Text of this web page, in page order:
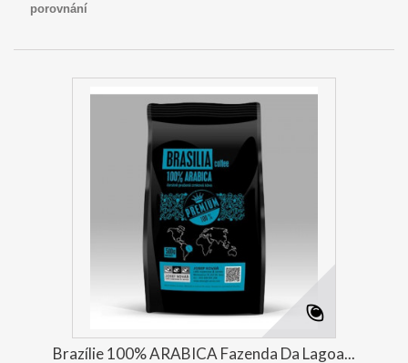
porovnání
Brazílie 100% ARABICA Fazenda Da Lagoa...